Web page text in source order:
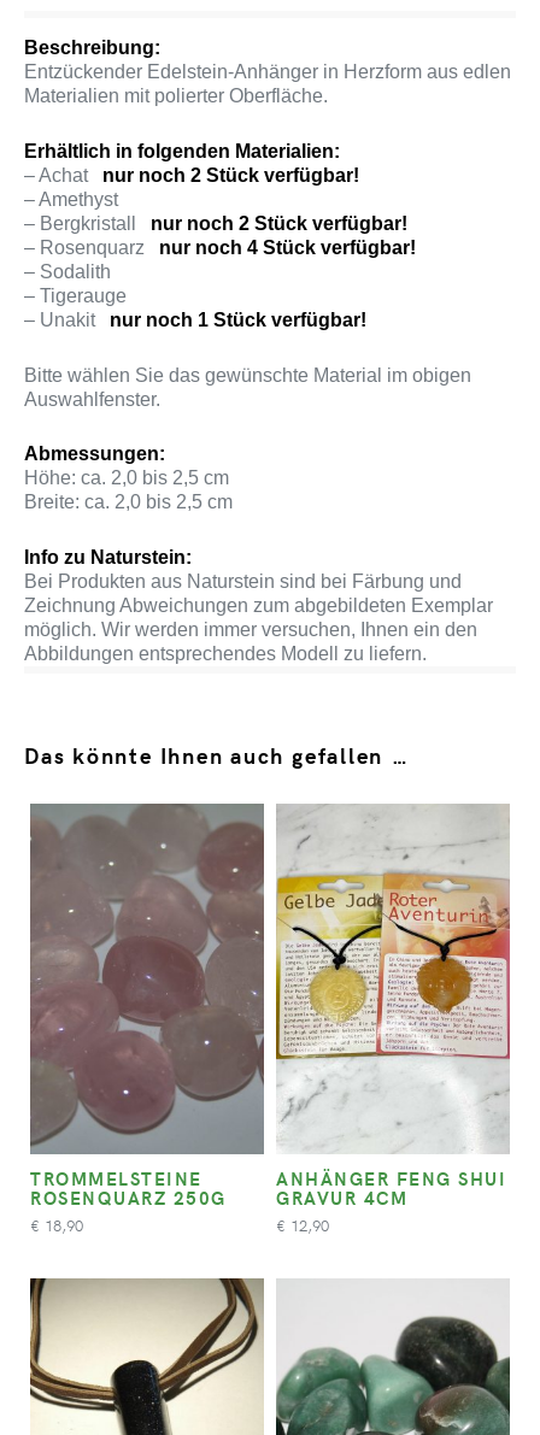
Beschreibung:
Entzückender Edelstein-Anhänger in Herzform aus edlen
Materialien mit polierter Oberfläche.
Erhältlich in folgenden Materialien:
– Achat nur noch 2 Stück verfügbar!
– Amethyst
– Bergkristall nur noch 2 Stück verfügbar!
– Rosenquarz nur noch 4 Stück verfügbar!
– Sodalith
– Tigerauge
– Unakit nur noch 1 Stück verfügbar!
Bitte wählen Sie das gewünschte Material im obigen
Auswahlfenster.
Abmessungen:
Höhe: ca. 2,0 bis 2,5 cm
Breite: ca. 2,0 bis 2,5 cm
Info zu Naturstein:
Bei Produkten aus Naturstein sind bei Färbung und
Zeichnung Abweichungen zum abgebildeten Exemplar
möglich. Wir werden immer versuchen, Ihnen ein den
Abbildungen entsprechendes Modell zu liefern.
Das könnte Ihnen auch gefallen …
TROMMELSTEINE
ROSENQUARZ 250G
€ 18,90
ANHÄNGER FENG SHUI
GRAVUR 4CM
€ 12,90